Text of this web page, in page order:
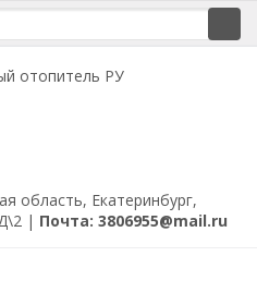
область, Екатеринбург,
| Почта: 3806955@mail.ru